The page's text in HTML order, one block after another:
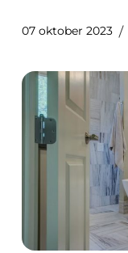
07 oktober 2023